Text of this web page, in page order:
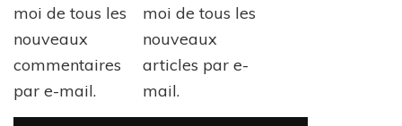
moi de tous les
nouveaux
commentaires
par e-mail.
moi de tous les
nouveaux
articles par e-
mail.